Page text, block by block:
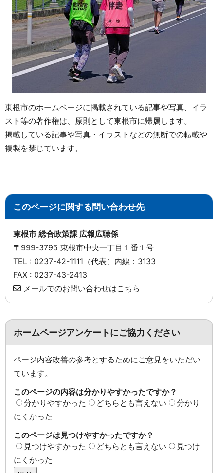
東根市のホームページに掲載されている記事や写真、イラ
スト等の著作権は、原則として東根市に帰属します。
掲載している記事や写真・イラストなどの無断での転載や
複製を禁じています。
このページに関する問い合わせ先
東根市 総合政策課 広報広聴係
〒999-3795 東根市中央一丁目１番１号
TEL : 0237-42-1111（代表）内線：3133
FAX : 0237-43-2413
メールでのお問い合わせはこちら
ホームページアンケートにご協力ください
ページ内容改善の参考とするためにご意見をいただい
ています。
このページの内容は分かりやすかったですか？
分かりやすかった
どちらとも言えない
分かり
にくかった
このページは見つけやすかったですか？
見つけやすかった
どちらとも言えない
見つけ
にくかった